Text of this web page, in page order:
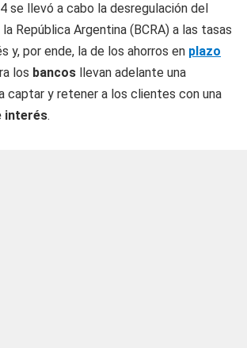
se llevó a cabo la desregulación del
República Argentina (BCRA) a las tasas
y, por ende, la de los ahorros en plazo
los bancos llevan adelante una
captar y retener a los clientes con una
interés.